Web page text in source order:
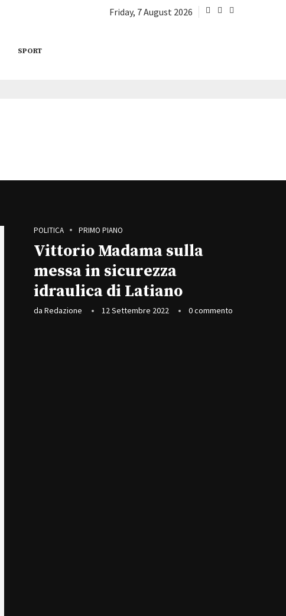
Friday, 7 August 2026
SPORT
POLITICA PRIMO PIANO
Vittorio Madama sulla
messa in sicurezza
idraulica di Latiano
da Redazione 12 Settembre 2022 0 commento